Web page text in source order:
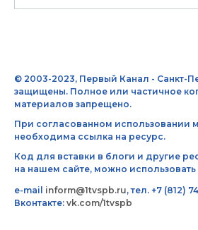
© 2003-2023, Первый Канал - Санкт-
защищены. Полное или частичное
материалов запрещено.
При согласованном использовании
необходима ссылка на ресурс.
Код для вставки в блоги и другие
на нашем сайте, можно использовать
e-mail inform@1tvspb.ru, тел. +7 (812)
Вконтакте: vk.com/1tvspb